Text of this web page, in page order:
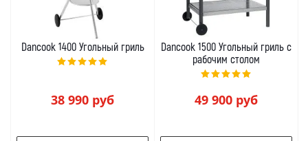
Dancook 1400 Угольный гриль
38 990 руб
Dancook 1500 Угольный гриль с
рабочим столом
49 900 руб